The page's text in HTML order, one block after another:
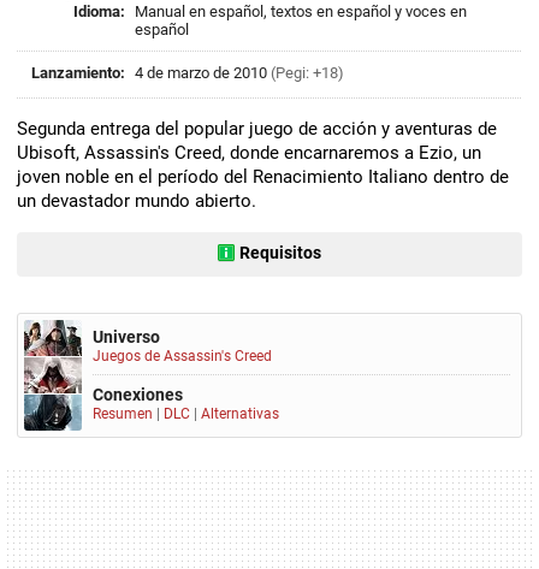
Idioma:
Manual en español, textos en español y voces en
español
Lanzamiento: 4 de marzo de 2010 (Pegi: +18)
Segunda entrega del popular juego de acción y aventuras de
Ubisoft, Assassin's Creed, donde encarnaremos a Ezio, un
joven noble en el período del Renacimiento Italiano dentro de
un devastador mundo abierto.
Requisitos
Universo
Juegos de Assassin's Creed
Conexiones
Resumen DLC Alternativas